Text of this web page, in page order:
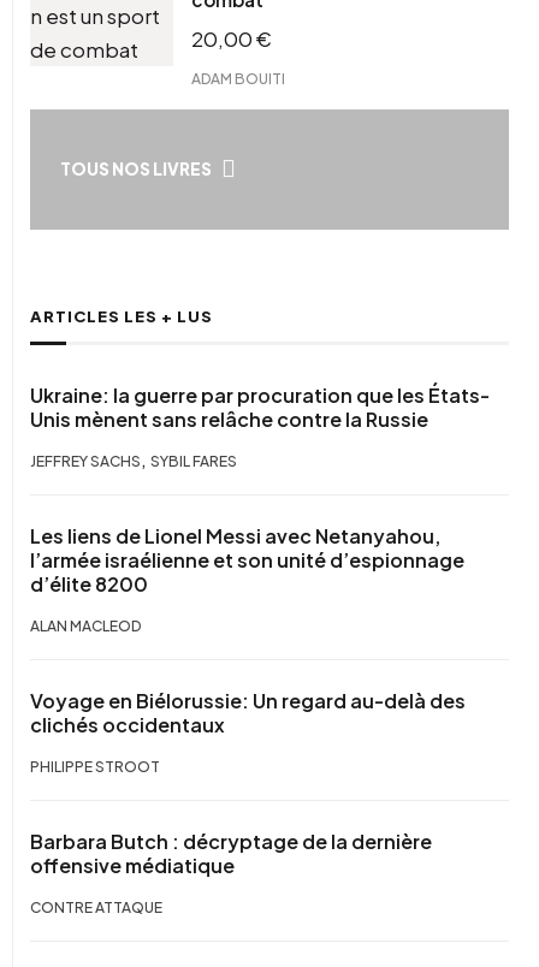
20,00€
ADAM BOUITI
TOUS NOS LIVRES
ARTICLES LES + LUS
Ukraine: la guerre par procuration que les États-
Unis mènent sans relâche contre la Russie
JEFFREY SACHS , SYBIL FARES
Les liens de Lionel Messi avec Netanyahou,
l’armée israélienne et son unité d’espionnage
d’élite 8200
ALAN MACLEOD
Voyage en Biélorussie: Un regard au-delà des
clichés occidentaux
PHILIPPE STROOT
Barbara Butch : décryptage de la dernière
offensive médiatique
CONTRE ATTAQUE